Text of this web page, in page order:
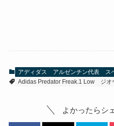
アディダス アルゼンチン代表
ス
Adidas Predator Freak.1 Low
ジオ
よかったらシ